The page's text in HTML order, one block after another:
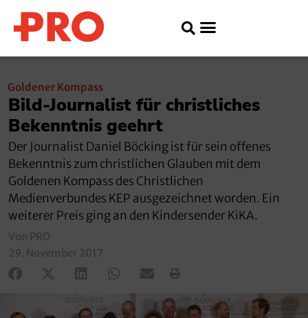
Goldener Kompass
Bild-Journalist für christliches
Bekenntnis geehrt
Der Journalist Daniel Böcking ist für sein offenes
Bekenntnis zum christlichen Glauben mit dem
Goldenen Kompass des Christlichen
Medienverbundes KEP ausgezeichnet worden. Ein
weiterer Preis ging an den Kindersender KiKA.
Von PRO
29. November 2017